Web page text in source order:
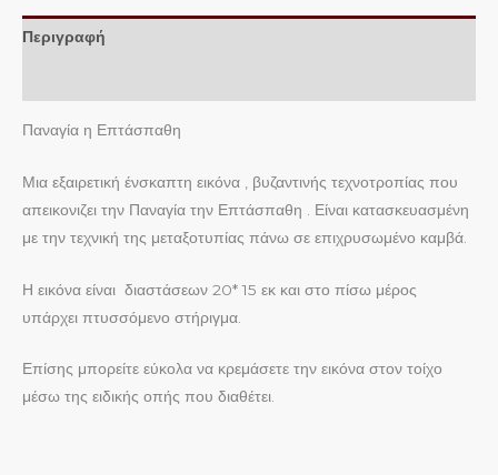
Περιγραφή
Παναγία η Επτάσπαθη
Μια εξαιρετική ένσκαπτη εικόνα , βυζαντινής τεχνοτροπίας που
απεικονιζει την Παναγία την Επτάσπαθη . Είναι κατασκευασμένη
με την τεχνική της μεταξοτυπίας πάνω σε επιχρυσωμένο καμβά.
Η εικόνα είναι διαστάσεων 20* 15 εκ και στο πίσω μέρος
υπάρχει πτυσσόμενο στήριγμα.
Επίσης μπορείτε εύκολα να κρεμάσετε την εικόνα στον τοίχο
μέσω της ειδικής οπής που διαθέτει.